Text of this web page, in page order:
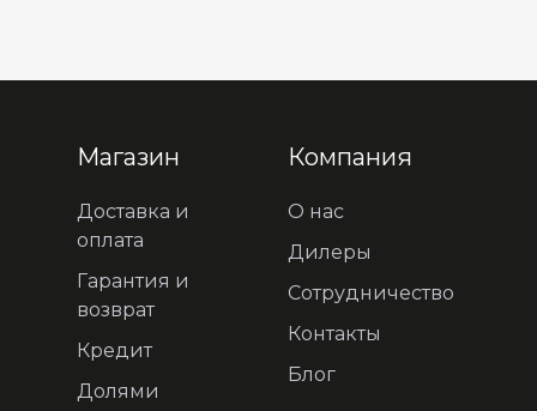
Магазин
Доставка и
оплата
Гарантия и
возврат
Кредит
Долями
Компания
О нас
Дилеры
Сотрудничество
Контакты
Блог